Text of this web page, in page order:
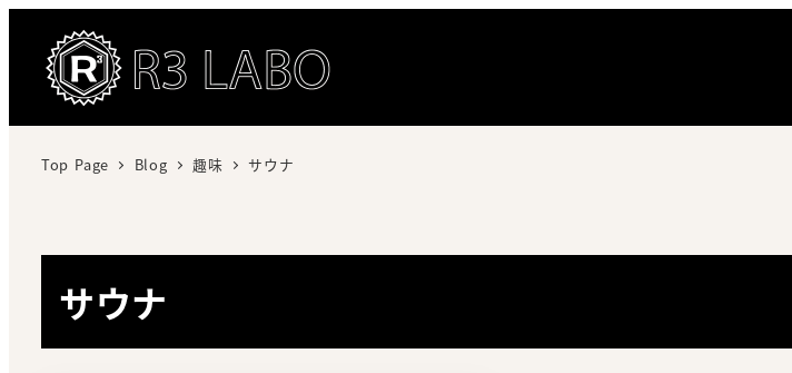
Top Page Blog 趣味 サウナ
サウナ